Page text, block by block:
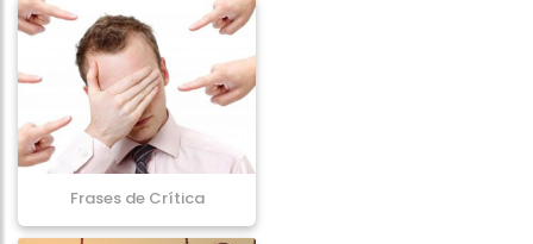
Frases de Crítica